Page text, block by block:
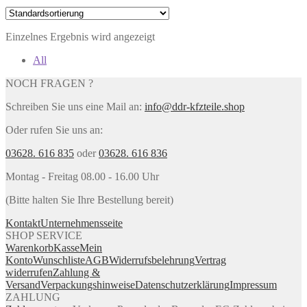
Einzelnes Ergebnis wird angezeigt
All
NOCH FRAGEN ?
Schreiben Sie uns eine Mail an: info@ddr-kfzteile.shop
Oder rufen Sie uns an:
03628. 616 835 oder03628. 616 836
Montag - Freitag 08.00 - 16.00 Uhr
(Bitte halten Sie Ihre Bestellung bereit)
KontaktUnternehmensseite
SHOP SERVICE
WarenkorbKasseMein
KontoWunschlisteAGBWiderrufsbelehrungVertrag
widerrufenZahlung &
VersandVerpackungshinweiseDatenschutzerklärungImpressum
ZAHLUNG